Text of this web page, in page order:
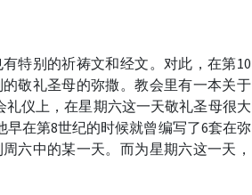
特别的祈祷文和经文。对此，在第10
敬礼圣母的弥撒。教会里有一本关于
礼仪上，在星期六这一天敬礼圣母很大
早在第8世纪的时候就曾编写了6套在弥
六中的某一天。而为星期六这一天，